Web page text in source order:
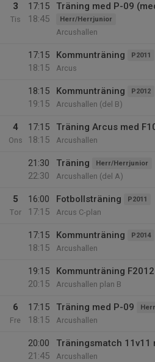
3
Tis
17:15
18:45
Träning med P-09
Herr/Herrjunior
Arcushallen
17:15
18:15
Kommunträning P2011
Arcus
18:15
19:15
Kommunträning P2012
Arcushallen (del B)
4
Ons
17:15
18:15
Träning Arcus med
Arcushallen
21:30
22:30
Träning Herr/Herrjunior
Arcushallen (del A)
5
Tor
16:00
17:15
Fotbollsträning P2011
Arcus C-plan
17:15
18:15
Kommunträning P2014
Arcushallen
19:15
20:15
Kommunträning F2012
Arcushallen plan B
6
Fre
17:15
18:15
Träning med P-09
Arcushallen
20:00
21:45
Träningsmatch 11v11
Arcushallen